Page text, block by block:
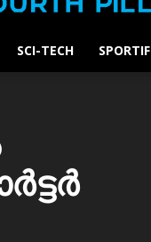
Fourth
Pillar
SCI-TECH SPORTIF